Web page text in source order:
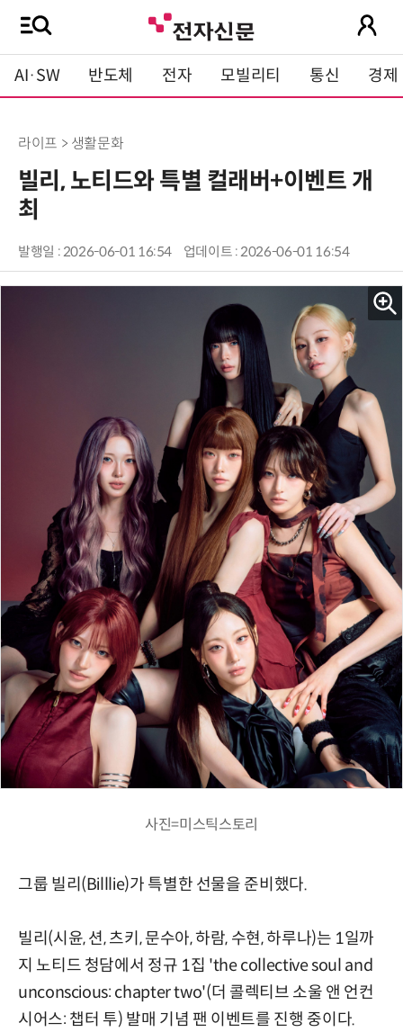
AI·SW 반도체 전자 모빌리티 통신 경제
라이프 > 생활문화
빌리, 노티드와 특별 컬래버+이벤트 개
최
발행일 : 2026-06-01 16:54 업데이트 : 2026-06-01 16:54
사진=미스틱스토리
그룹 빌리(Billlie)가 특별한 선물을 준비했다.
빌리(시윤, 션, 츠키, 문수아, 하람, 수현, 하루나)는 1일까
지 노티드 청담에서 정규 1집 'the collective soul and
unconscious: chapter two'(더 콜렉티브 소울 앤 언컨
시어스: 챕터 투) 발매 기념 팬 이벤트를 진행 중이다.